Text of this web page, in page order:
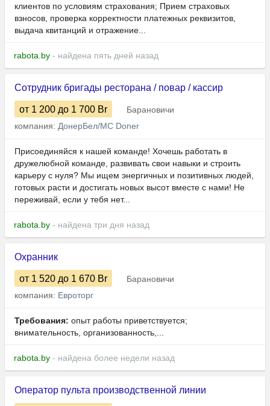
клиентов по условиям страхования; Прием страховых
взносов, проверка корректности платежных реквизитов,
выдача квитанций и отражение...
rabota.by - найдена пять дней назад
Сотрудник бригады ресторана / повар / кассир
от 1 200 до 1 700 Br
Барановичи
компания: ДонерБел/MC Doner
Присоединяйся к нашей команде! Хочешь работать в
дружелюбной команде, развивать свои навыки и строить
карьеру с нуля? Мы ищем энергичных и позитивных людей,
готовых расти и достигать новых высот вместе с нами! Не
переживай, если у тебя нет...
rabota.by - найдена три дня назад
Охранник
от 1 520 до 1 670 Br
Барановичи
компания: Евроторг
Требования: опыт работы приветствуется;
внимательность, организованность,...
rabota.by - найдена более недели назад
Оператор пульта производственной линии